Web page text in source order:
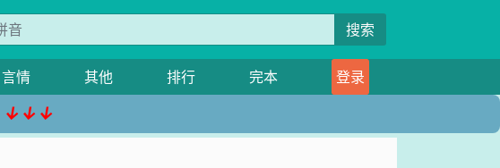
搜索
言情 其他 排行 完本 登录
↓↓↓